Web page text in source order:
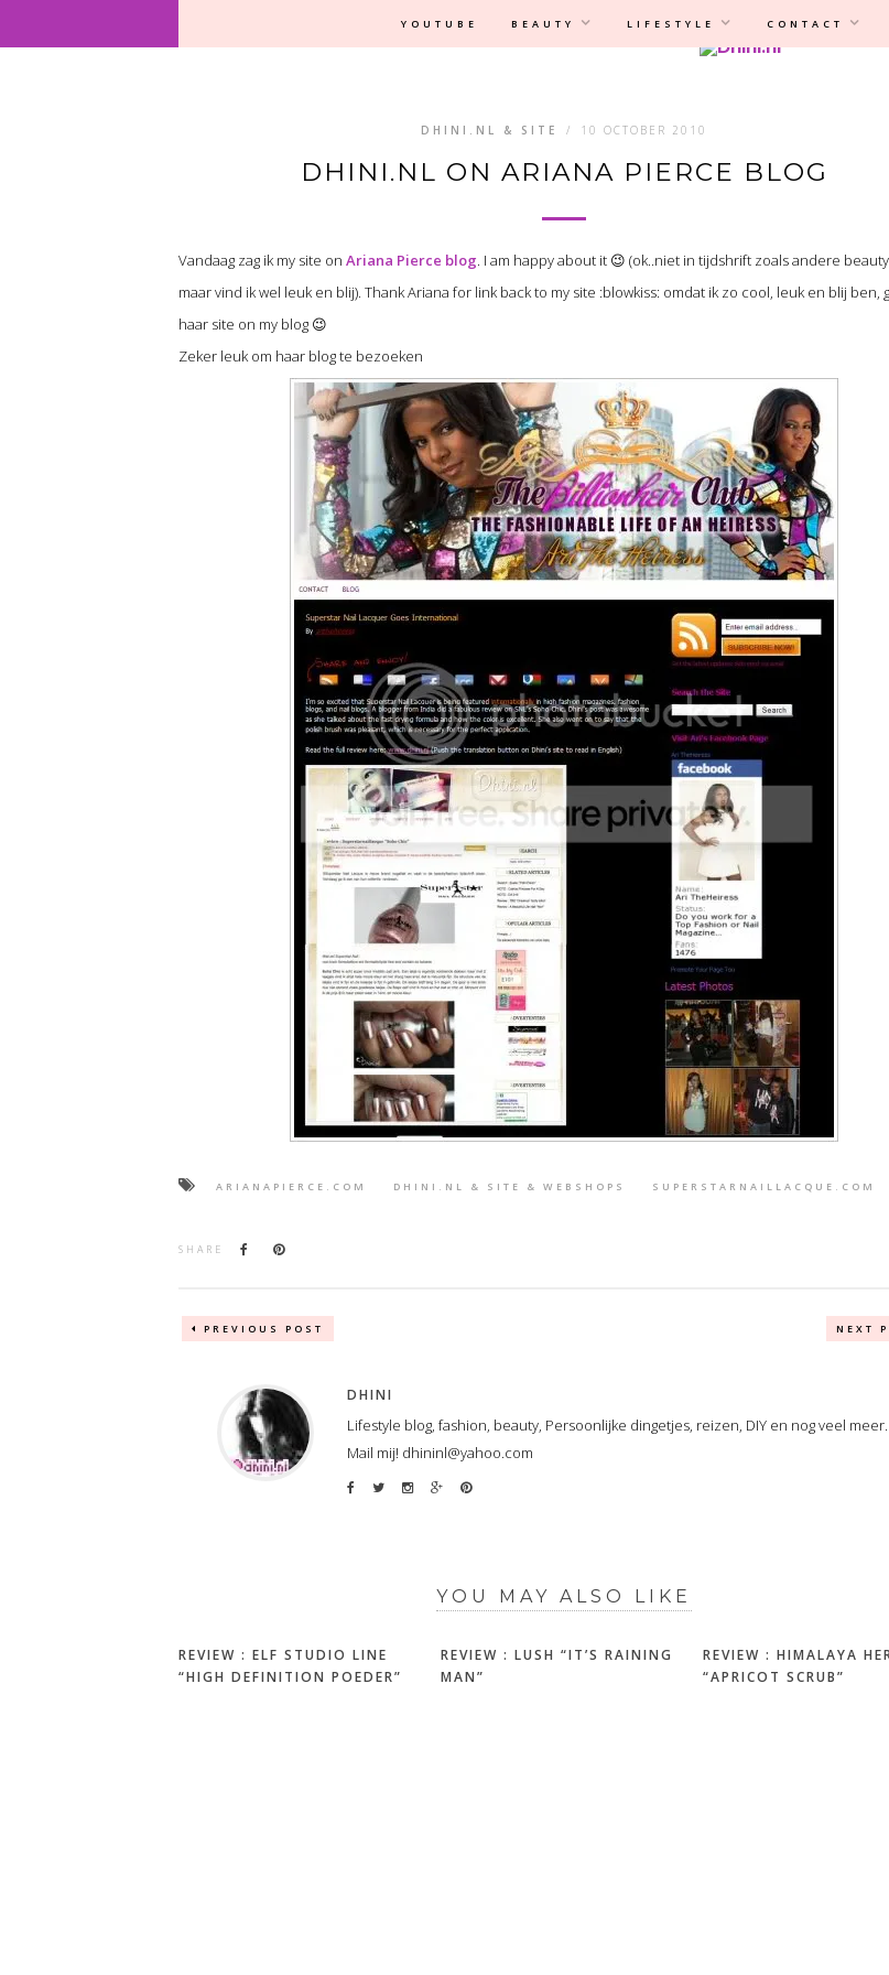
YOUTUBE BEAUTY LIFESTYLE CONTACT
Privacyverklaring |Disclaimer
DHINI.NL & SITE / 10 OCTOBER 2010
DHINI.NL ON ARIANA PIERCE BLOG
Vandaag zag ik my site on Ariana Pierce blog. I am happy about it 😉 (ok..niet in tijdshrift zoals andere
maar vind ik wel leuk en blij). Thank Ariana for link back to my site :blowkiss: omdat ik zo cool, leuk en blij ben,
haar site on my blog 😉
Zeker leuk om haar blog te bezoeken
ARIANAPIERCE.COM DHINI.NL & SITE & WEBSHOPS SUPERSTARNAILLACQUE.COM
SHARE
PREVIOUS POST NEXT
DHINI
Lifestyle blog, fashion, beauty, Persoonlijke dingetjes, reizen, DIY en nog veel meer.
Mail mij! dhininl@yahoo.com
YOU MAY ALSO LIKE
REVIEW : ELF STUDIO LINE
“HIGH DEFINITION POEDER”
REVIEW : LUSH “IT’S RAINING
MAN”
REVIEW : HIMALAYA
“APRICOT SCRUB”